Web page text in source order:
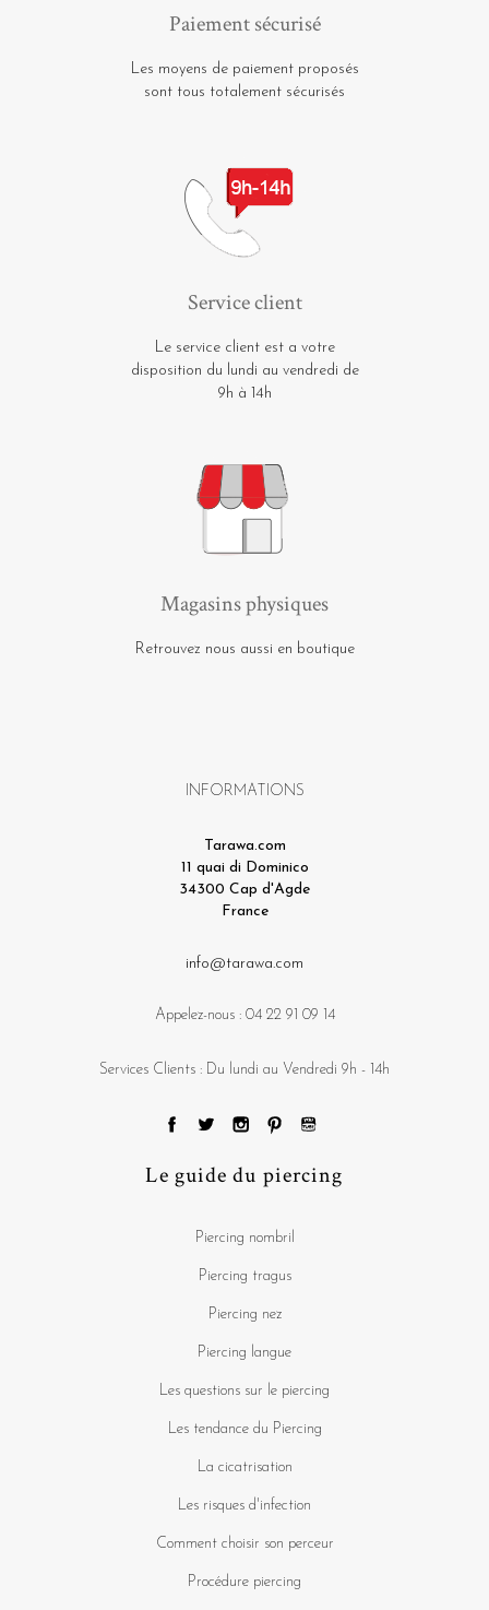
Paiement sécurisé
Les moyens de paiement proposés
sont tous totalement sécurisés
Service client
Le service client est a votre
disposition du lundi au vendredi de
9h à 14h
Magasins physiques
Retrouvez nous aussi en boutique
INFORMATIONS
Tarawa.com
11 quai di Dominico
34300 Cap d'Agde
France
info@tarawa.com
Appelez-nous : 04 22 91 09 14
Services Clients : Du lundi au Vendredi 9h - 14h
Le guide du piercing
Piercing nombril
Piercing tragus
Piercing nez
Piercing langue
Les questions sur le piercing
Les tendance du Piercing
La cicatrisation
Les risques d'infection
Comment choisir son perceur
Procédure piercing